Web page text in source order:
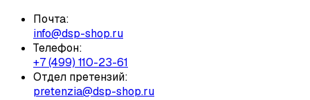
Почта:
info@dsp-shop.ru
Телефон:
+7 (499) 110-23-61
Отдел претензий:
pretenzia@dsp-shop.ru